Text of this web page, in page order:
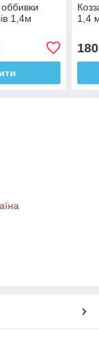
1,4м
1,4
180